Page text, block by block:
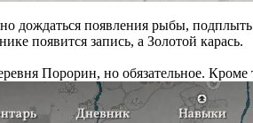
дождаться появления рыбы,
появится запись, а Золотой карась.
Порорин, но обязательное.